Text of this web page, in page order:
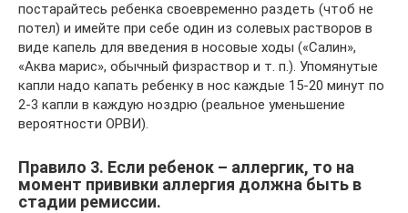
постарайтесь ребенка своевременно раздеть (чтоб не
потел) и имейте при себе один из солевых растворов в
виде капель для введения в носовые ходы («Салин»,
«Аква марис», обычный физраствор и т. п.). Упомянутые
капли надо капать ребенку в нос каждые 15-20 минут по
2-3 капли в каждую ноздрю (реальное уменьшение
вероятности ОРВИ).
Правило 3. Если ребенок – аллергик, то на
момент прививки аллергия должна быть в
стадии ремиссии.